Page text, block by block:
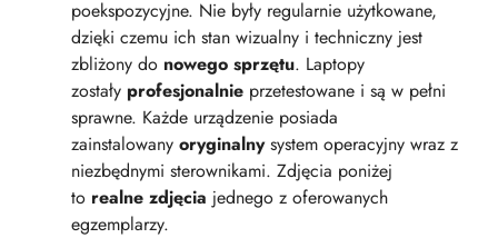
poekspozycyjne. Nie były regularnie użytkowane,
dzięki czemu ich stan wizualny i techniczny jest
zbliżony do nowego sprzętu. Laptopy
zostały profesjonalnie przetestowane i są w pełni
sprawne. Każde urządzenie posiada
zainstalowany oryginalnysystem operacyjny wraz z
niezbędnymi sterownikami. Zdjęcia poniżej
to realne zdjęcia jednego z oferowanych
egzemplarzy.